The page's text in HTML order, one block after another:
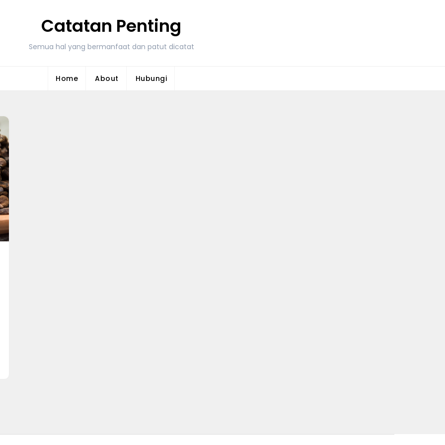
Catatan Penting
Semua hal yang bermanfaat dan patut dicatat
Home About Hubungi